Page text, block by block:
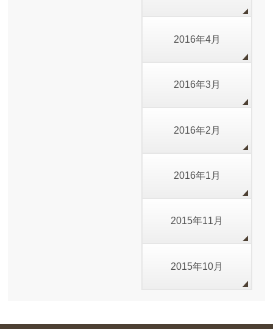
2016年4月
2016年3月
2016年2月
2016年1月
2015年11月
2015年10月